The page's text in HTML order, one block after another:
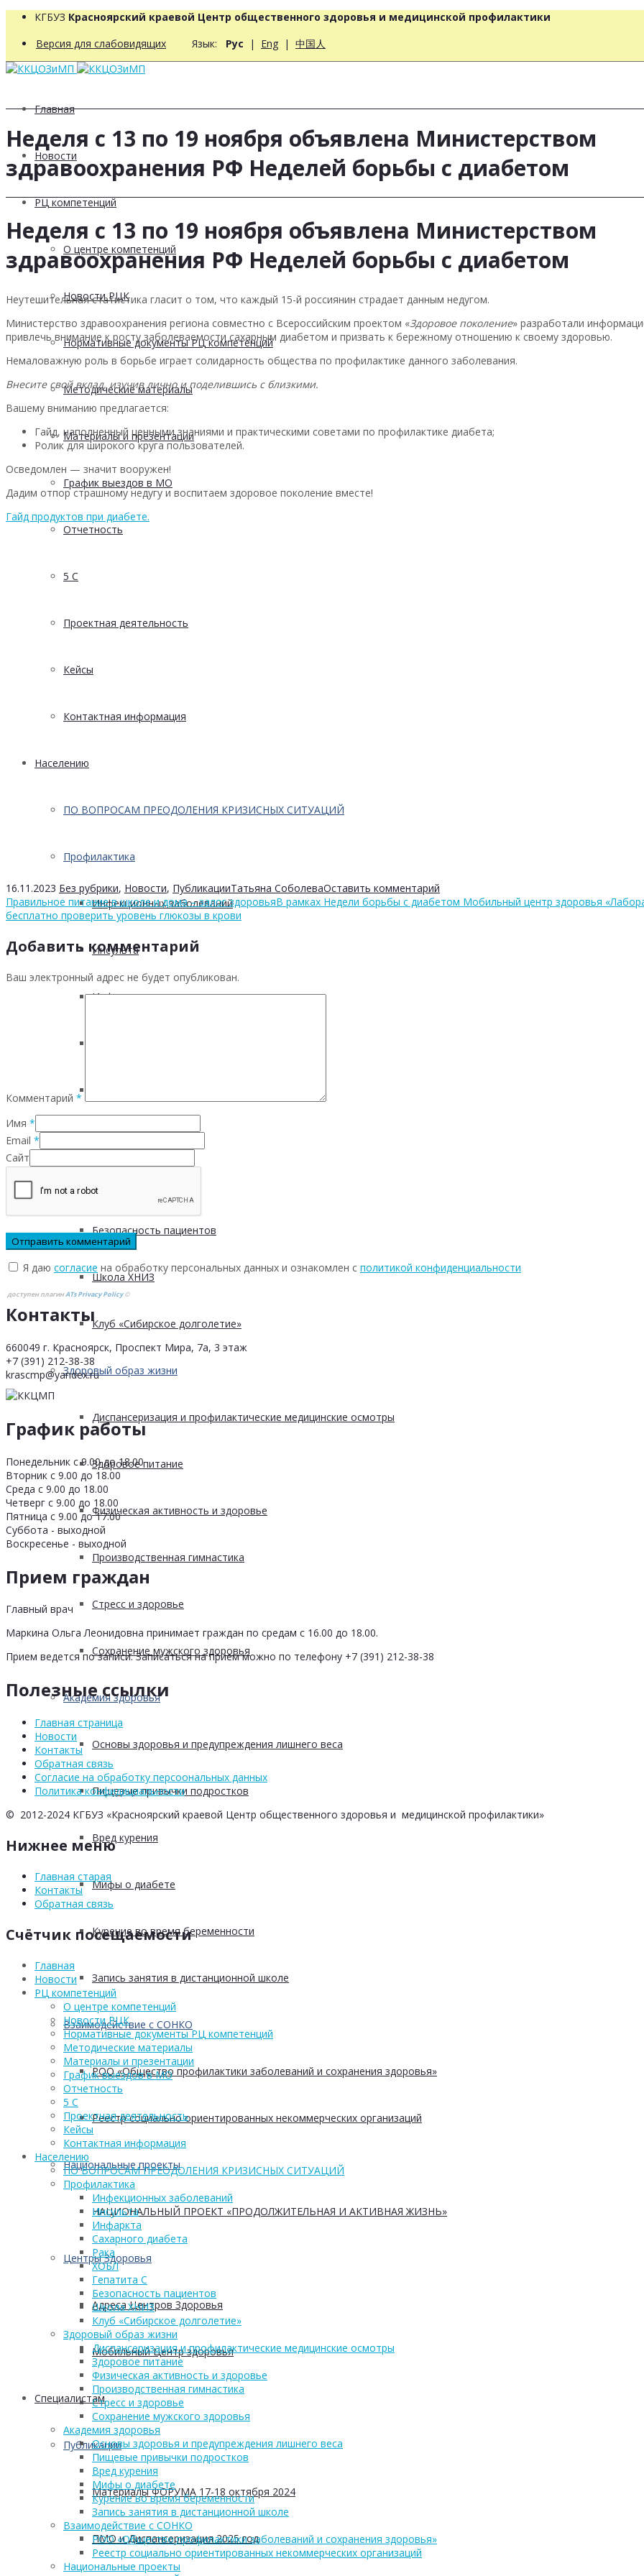
КГБУЗ Красноярский краевой Центр общественного здоровья и медицинской профилактики
Версия для слабовидящих Язык: Рус | Eng | 中国人
Главная
Новости
РЦ компетенций
О центре компетенций
Новости РЦК
Нормативные документы РЦ компетенций
Методические материалы
Материалы и презентации
График выездов в МО
Отчетность
5 С
Проектная деятельность
Кейсы
Контактная информация
Населению
ПО ВОПРОСАМ ПРЕОДОЛЕНИЯ КРИЗИСНЫХ СИТУАЦИЙ
Профилактика
Инфекционных заболеваний
Инсульта
Инфаркта
ХОБЛ
Безопасность пациентов
Школа ХНИЗ
Клуб «Сибирское долголетие»
Здоровый образ жизни
Диспансеризация и профилактические медицинские осмотры
Здоровое питание
Физическая активность и здоровье
Производственная гимнастика
Стресс и здоровье
Сохранение мужского здоровья
Академия здоровья
Основы здоровья и предупреждения лишнего веса
Пищевые привычки подростков
Вред курения
Мифы о диабете
Курение во время беременности
Запись занятия в дистанционной школе
Взаимодействие с СОНКО
РОО «Общество профилактики заболеваний и сохранения здоровья»
Реестр социально ориентированных некоммерческих организаций
Национальные проекты
НАЦИОНАЛЬНЫЙ ПРОЕКТ «ПРОДОЛЖИТЕЛЬНАЯ И АКТИВНАЯ ЖИЗНЬ»
Центры Здоровья
Адреса Центров Здоровья
Мобильный Центр здоровья
Cпециалистам
Публикации
Материалы ФОРУМА 17-18 октября 2024
ПМО и Диспансеризация 2025 год
Неделя с 13 по 19 ноября объявлена Министерством
здравоохранения РФ Неделей борьбы с диабетом
Неделя с 13 по 19 ноября объявлена Министерством
здравоохранения РФ Неделей борьбы с диабетом
Неутешительная статистика гласит о том, что каждый 15-й россиянин страдает данным недугом.
Министерство здравоохранения региона совместно с Всероссийским проектом «Здоровое поколение» разработали
привлечь внимание к росту заболеваемости сахарным диабетом и призвать к бережному отношению к своему здоровью.
Немаловажную роль в борьбе играет солидарность общества по профилактике данного заболевания.
Внесите свой вклад, изучив лично и поделившись с близкими.
Вашему вниманию предлагается:
Гайд, наполненный ценными знаниями и практическими советами по профилактике диабета;
Ролик для широкого круга пользователей.
Осведомлен — значит вооружен!
Дадим отпор страшному недугу и воспитаем здоровое поколение вместе!
Гайд продуктов при диабете.
16.11.2023 Без рубрики, Новости, ПубликацииТатьяна СоболеваОставить комментарий
Правильное питание в школе и дома – залог здоровьяВ рамках Недели борьбы с диабетом Мобильный центр здоровья
бесплатно проверить уровень глюкозы в крови
Добавить комментарий
Ваш электронный адрес не будет опубликован.
Комментарий *
Имя *
Email *
Сайт
Я даю согласие на обработку персональных данных и ознакомлен с политикой конфиденциальности
доступен плагинATs Privacy Policy©
Контакты
660049 г. Красноярск, Проспект Мира, 7а, 3 этаж
+7 (391) 212-38-38
krascmp@yandex.ru
График работы
Понедельник с 9.00 до 18.00
Вторник с 9.00 до 18.00
Среда с 9.00 до 18.00
Четверг с 9.00 до 18.00
Пятница с 9.00 до 17.00
Суббота - выходной
Воскресенье - выходной
Прием граждан
Главный врач
Маркина Ольга Леонидовна принимает граждан по средам с 16.00 до 18.00.
Прием ведется по записи. Записаться на прием можно по телефону +7 (391) 212-38-38
Полезные ссылки
Главная страница
Новости
Контакты
Обратная связь
Согласие на обработку персоональных данных
Политика конфидициальности
© 2012-2024 КГБУЗ «Красноярский краевой Центр общественного здоровья и медицинской профилактики»
Нижнее меню
Главная старая
Контакты
Обратная связь
Счётчик посещаемости
Главная
Новости
РЦ компетенций
О центре компетенций
Новости РЦК
Нормативные документы РЦ компетенций
Методические материалы
Материалы и презентации
График выездов в МО
Отчетность
5 С
Проектная деятельность
Кейсы
Контактная информация
Населению
ПО ВОПРОСАМ ПРЕОДОЛЕНИЯ КРИЗИСНЫХ СИТУАЦИЙ
Профилактика
Инфекционных заболеваний
Инсульта
Инфаркта
Сахарного диабета
Рака
ХОБЛ
Гепатита С
Безопасность пациентов
Школа ХНИЗ
Клуб «Сибирское долголетие»
Здоровый образ жизни
Диспансеризация и профилактические медицинские осмотры
Здоровое питание
Физическая активность и здоровье
Производственная гимнастика
Стресс и здоровье
Сохранение мужского здоровья
Академия здоровья
Основы здоровья и предупреждения лишнего веса
Пищевые привычки подростков
Вред курения
Мифы о диабете
Курение во время беременности
Запись занятия в дистанционной школе
Взаимодействие с СОНКО
РОО «Общество профилактики заболеваний и сохранения здоровья»
Реестр социально ориентированных некоммерческих организаций
Национальные проекты